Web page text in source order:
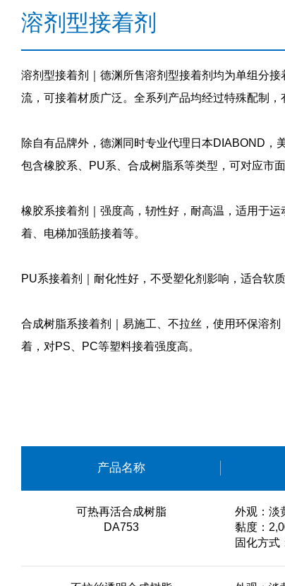
溶剂型接着剂
溶剂型接着剂
｜德渊所售溶剂型接着剂均为单组分
流，可接着材质广泛。全系列产品均经过特殊配制
除自有品牌外，德渊同时专业代理日本DIABOND，
包含橡胶系、PU系、合成树脂系等类型，可对应市
橡胶系接着剂
｜强度高，轫性好，耐高温，适用于
着、电梯加强筋接着等。
PU系接着剂 ｜耐化性好，不受塑化剂影响，适合软
合成树脂系接着剂
｜易施工、不拉丝，使用环保溶
着，对PS、PC等塑料接着强度高。
产品名称
可热再活合成树脂
DA753
外观：淡
黏度：
固化方式